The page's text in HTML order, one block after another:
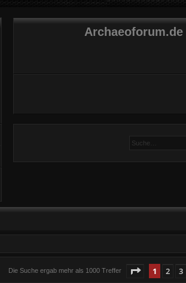
Archaeoforum.de
Die Suche ergab mehr als 1000 Treffer Seite von20
1 2 3